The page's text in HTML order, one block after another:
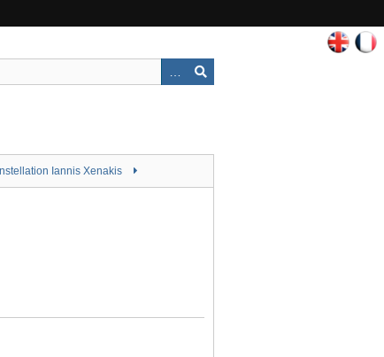
Iannis Xenakis